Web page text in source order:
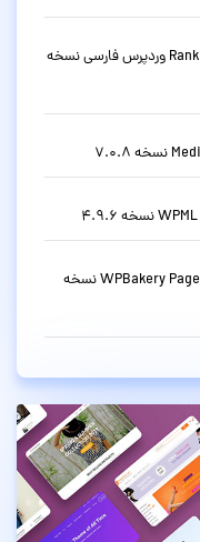
دانلود افزونه سئو حرفه ای رنک مث Rank Math Pro وردپرس فارسی نسخه
افزونه صفحه ساز و ویرایشگر دیداری WPBakery Page Builder نسخه